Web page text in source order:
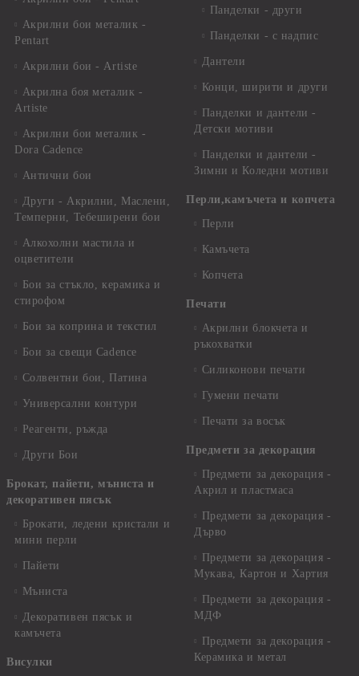
Акрилни бои металик -
Pentart
Акрилни бои - Artiste
Акрилна боя металик -
Artiste
Акрилни бои металик -
Dora Cadence
Антични бои
Други - Акрилни, Маслени,
Темперни, Тебеширени бои
Алкохолни мастила и
оцветители
Бои за стъкло, керамика и
стирофом
Бои за коприна и текстил
Бои за свещи Cadence
Солвентни бои, Патина
Универсални контури
Реагенти, ръжда
Други Бои
Брокат, пайети, мъниста и
декоративен пясък
Брокати, ледени кристали и
мини перли
Пайети
Мъниста
Декоративен пясък и
камъчета
Висулки
Панделки - други
Панделки - с надпис
Дантели
Конци, ширити и други
Панделки и дантели -
Детски мотиви
Панделки и дантели -
Зимни и Коледни мотиви
Перли,камъчета и копчета
Перли
Камъчета
Копчета
Печати
Акрилни блокчета и
ръкохватки
Силиконови печати
Гумени печати
Печати за восък
Предмети за декорация
Предмети за декорация -
Акрил и пластмаса
Предмети за декорация -
Дърво
Предмети за декорация -
Мукава, Картон и Хартия
Предмети за декорация -
МДФ
Предмети за декорация -
Керамика и метал